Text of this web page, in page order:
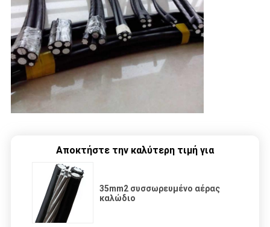
Αποκτήστε την καλύτερη τιμή για
35mm2 συσσωρευμένο αέρας
καλώδιο